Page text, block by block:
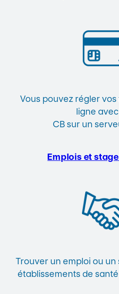
Vous pouvez régler
ligne
CB sur un
Emplois et
Trouver un emploi ou un
établissements de